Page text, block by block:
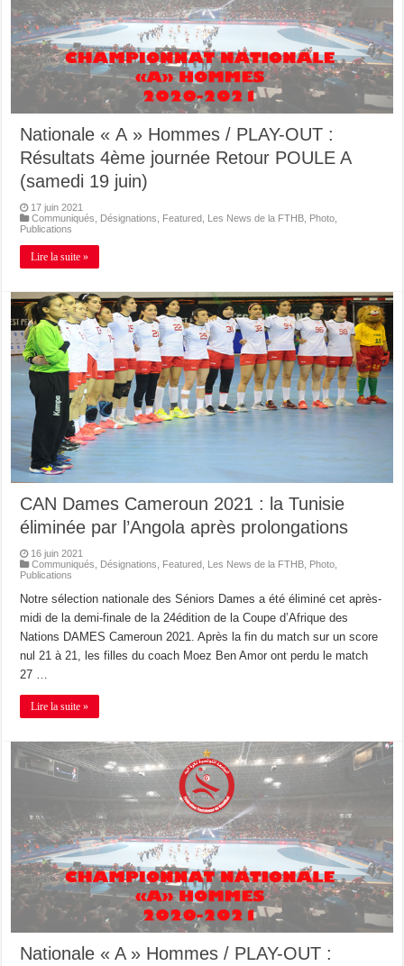
Nationale « A » Hommes / PLAY-OUT :
Résultats 4ème journée Retour POULE A
(samedi 19 juin)
17 juin 2021
Communiqués
Désignations Featured Les News de la FTHB Photo
Publications
Lire la suite »
CAN Dames Cameroun 2021 : la Tunisie
éliminée par l’Angola après prolongations
16 juin 2021
Communiqués
Désignations Featured Les News de la FTHB Photo
Publications
Notre sélection nationale des Séniors Dames a été éliminé cet après-
midi de la demi-finale de la 24édition de la Coupe d’Afrique des
Nations DAMES Cameroun 2021. Après la fin du match sur un score
nul 21 à 21, les filles du coach Moez Ben Amor ont perdu le match
27 …
Lire la suite »
Nationale « A » Hommes / PLAY-OUT :